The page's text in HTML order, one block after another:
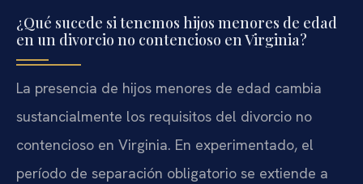
¿Qué sucede si tenemos hijos menores de edad
en un divorcio no contencioso en Virginia?
La presencia de hijos menores de edad cambia
sustancialmente los requisitos del divorcio no
contencioso en Virginia. En experimentado, el
período de separación obligatorio se extiende a